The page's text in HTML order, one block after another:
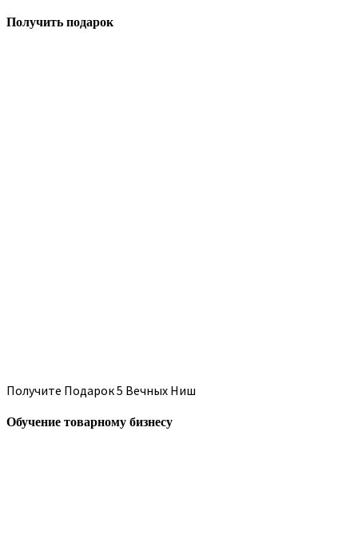
Получить подарок
Получите Подарок 5 Вечных Ниш
Обучение товарному бизнесу